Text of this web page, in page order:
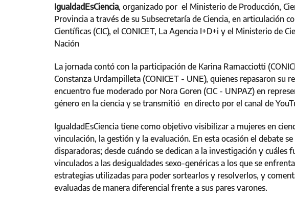
IgualdadEsCiencia, organizado por el Ministerio de Producción,
Provincia a través de su Subsecretaría de Ciencia, en articulación
Científicas (CIC), el CONICET, La Agencia I+D+i y el Ministerio de
Nación
La jornada contó con la participación de Karina Ramacciotti
Constanza Urdampilleta (CONICET - UNE), quienes repasaron su
encuentro fue moderado por Nora Goren (CIC - UNPAZ) en
género en la ciencia y se transmitió en directo por el canal de
IgualdadEsCiencia tiene como objetivo visibilizar a mujeres en
vinculación, la gestión y la evaluación. En esta ocasión el debate
disparadoras; desde cuándo se dedican a la investigación y cuáles
vinculados a las desigualdades sexo-genéricas a los que se
estrategias utilizadas para poder sortearlos y resolverlos, y
evaluadas de manera diferencial frente a sus pares varones.